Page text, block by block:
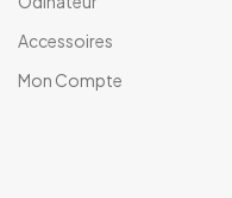
Accessoires
Mon Compte